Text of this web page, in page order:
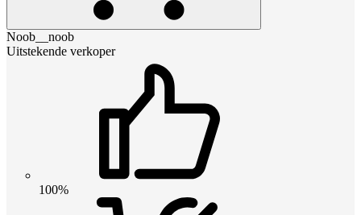
Noob__noob
Uitstekende verkoper
100%